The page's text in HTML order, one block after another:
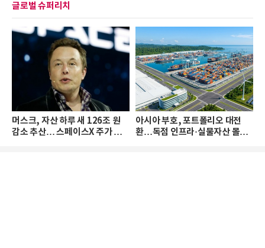
글로벌 슈퍼리치
머스크, 자산 하루 새 126조 원
감소 추산… 스페이스X 주가 하
아시아 부호, 포트폴리오 대전
환…독점 인프라·실물자산 몰린